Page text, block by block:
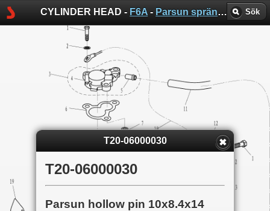
CYLINDER HEAD - F6A - Parsun sprängskisser Sök
T20-06000030
T20-06000030
Parsun hollow pin 10x8.4x14